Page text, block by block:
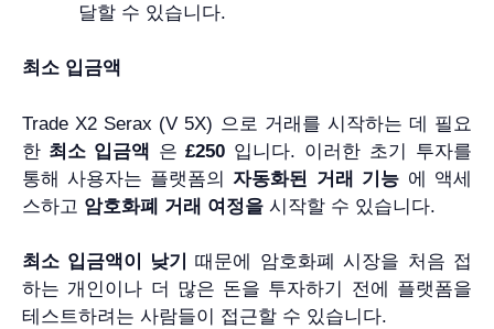
달할 수 있습니다.
최소 입금액
Trade X2 Serax (V 5X) 으로 거래를 시작하는 데 필요
한 최소 입금액 은 £250 입니다. 이러한 초기 투자를
통해 사용자는 플랫폼의 자동화된 거래 기능 에 액세
스하고 암호화폐 거래 여정을 시작할 수 있습니다.
최소 입금액이 낮기
때문에 암호화폐 시장을 처음 접
하는 개인이나 더 많은 돈을 투자하기 전에 플랫폼을
테스트하려는 사람들이 접근할 수 있습니다.